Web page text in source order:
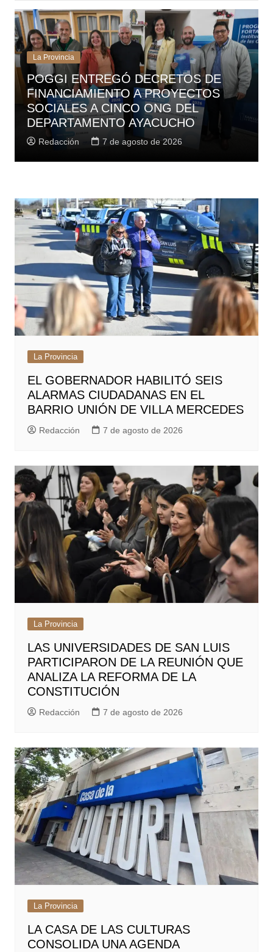
La Provincia
POGGI ENTREGÓ DECRETOS DE
FINANCIAMIENTO A PROYECTOS
SOCIALES A CINCO ONG DEL
DEPARTAMENTO AYACUCHO
Redacción 7 de agosto de 2026
La Provincia
EL GOBERNADOR HABILITÓ SEIS
ALARMAS CIUDADANAS EN EL
BARRIO UNIÓN DE VILLA MERCEDES
Redacción 7 de agosto de 2026
La Provincia
LAS UNIVERSIDADES DE SAN LUIS
PARTICIPARON DE LA REUNIÓN QUE
ANALIZA LA REFORMA DE LA
CONSTITUCIÓN
Redacción 7 de agosto de 2026
La Provincia
LA CASA DE LAS CULTURAS
CONSOLIDA UNA AGENDA